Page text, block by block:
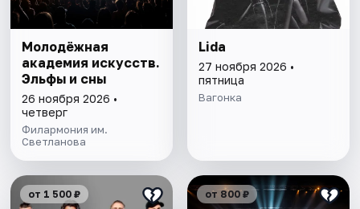
Молодёжная
академия искусств.
Эльфы и сны
26 ноября 2026 •
четверг
Филармония им.
Светланова
Lida
27 ноября 2026 •
пятница
Вагонка
от 1 500 ₽ от 800 ₽